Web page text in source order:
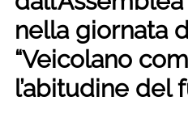
nella giornata
“Veicolano
l’abitudine del